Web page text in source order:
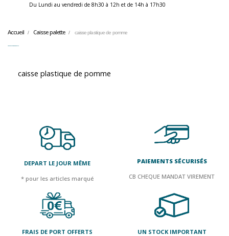
Du Lundi au vendredi de 8h30 à 12h et de 14h à 17h30 ​
Accueil Caisse palette caisse plastique de pomme
caisse plastique de pomme
DEPART LE JOUR MÊME
* pour les articles marqué
PAIEMENTS SÉCURISÉS
CB CHEQUE MANDAT VIREMENT
FRAIS DE PORT OFFERTS
UN STOCK IMPORTANT